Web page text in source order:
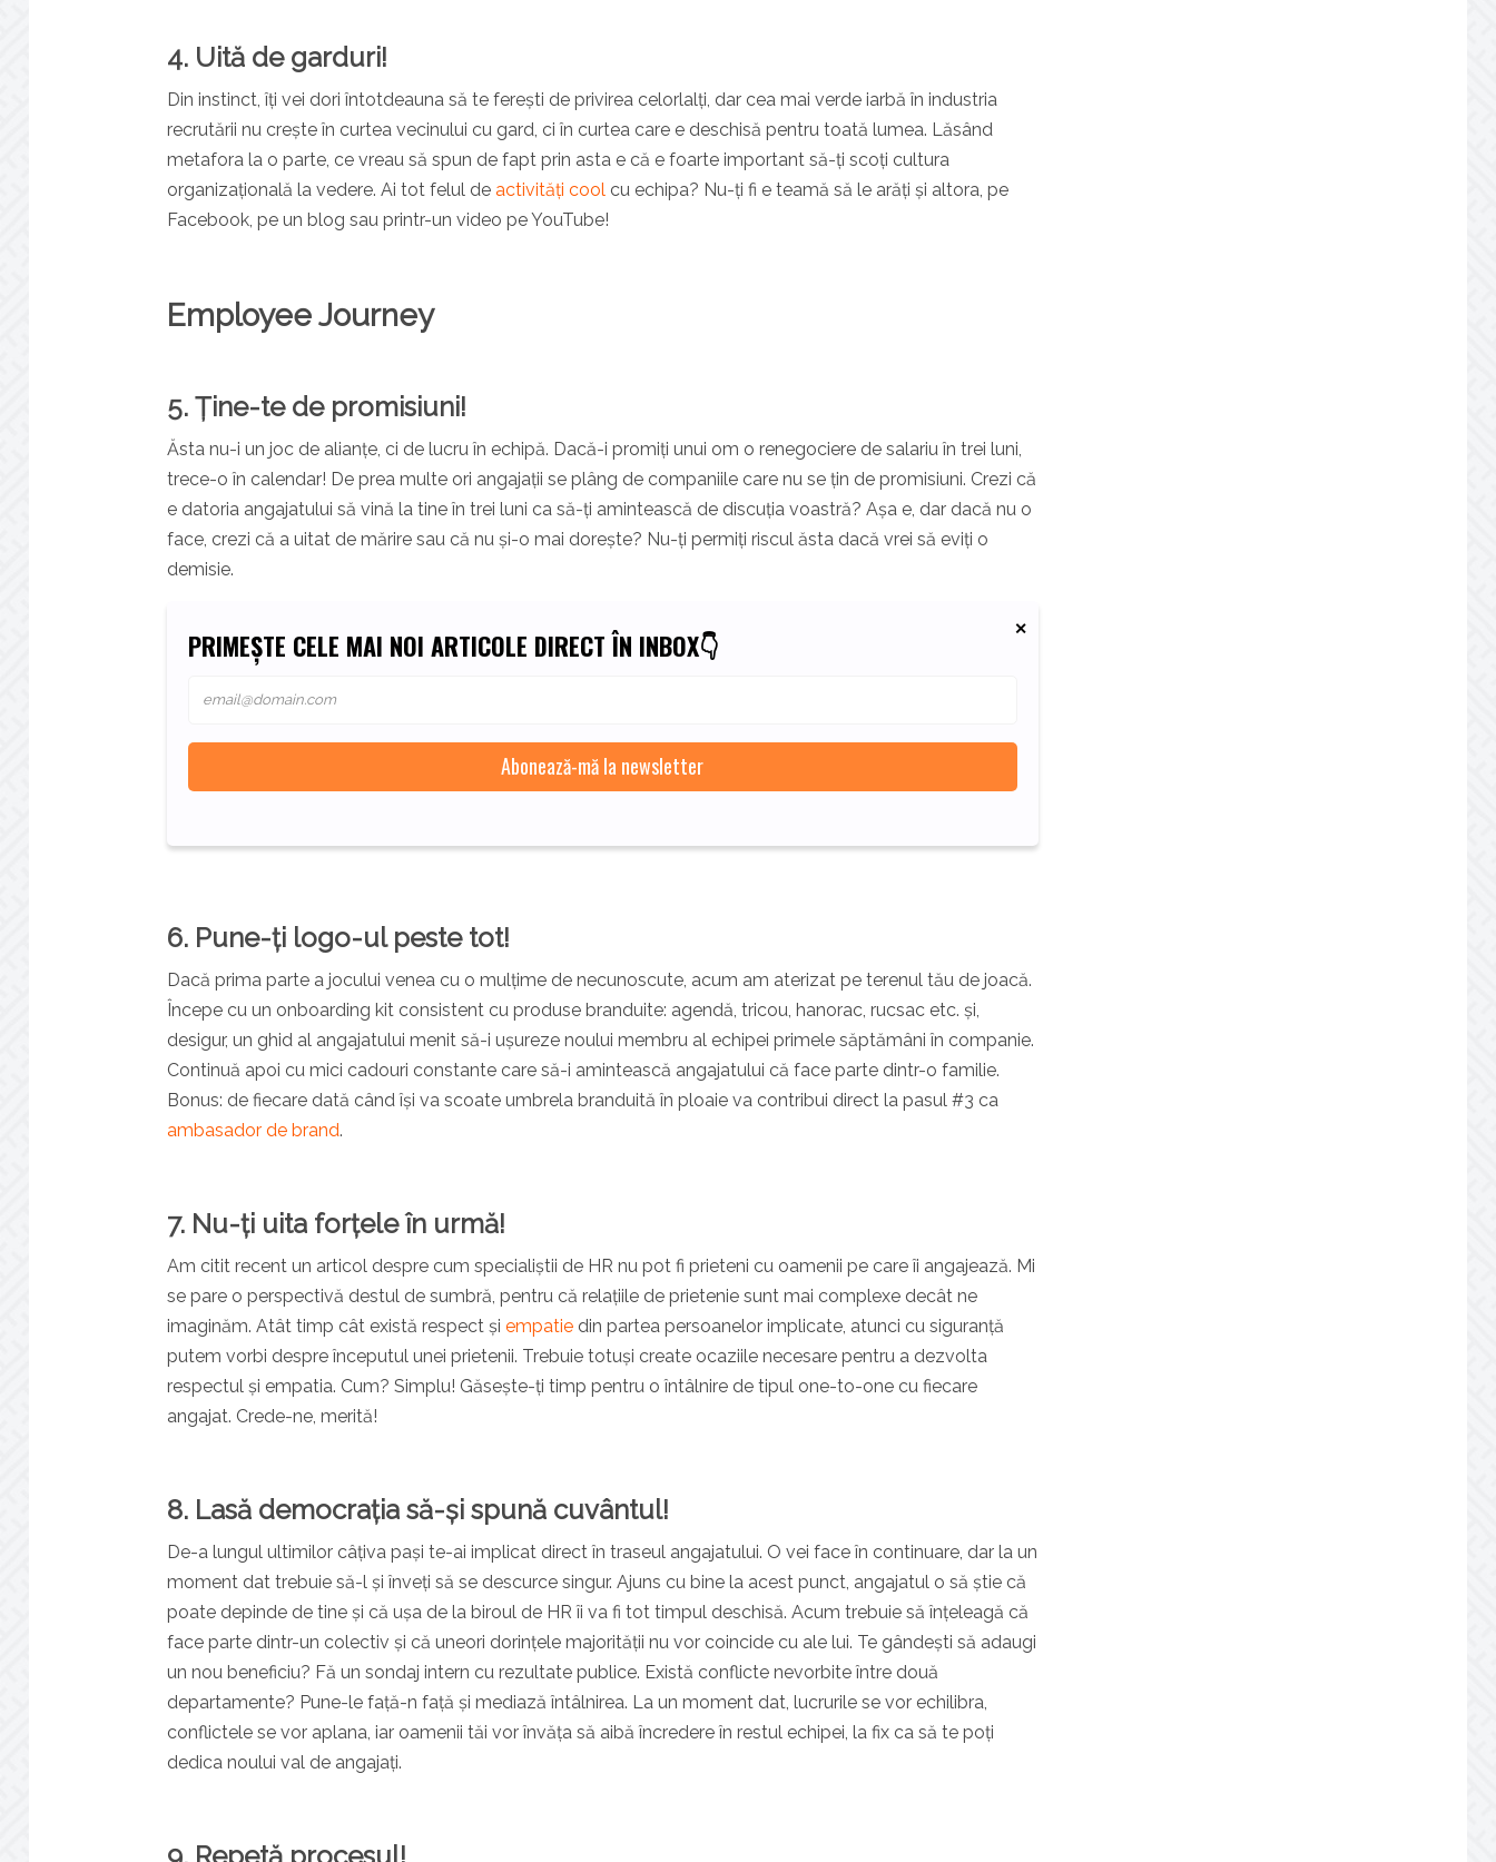
4. Uită de garduri!
Din instinct, îți vei dori întotdeauna să te ferești de privirea celorlalți, dar cea mai verde iarbă în industria
recrutării nu crește în curtea vecinului cu gard, ci în curtea care e deschisă pentru toată lumea. Lăsând
metafora la o parte, ce vreau să spun de fapt prin asta e că e foarte important să-ți scoți cultura
organizațională la vedere. Ai tot felul de activități cool cu echipa? Nu-ți fi e teamă să le arăți și altora, pe
Facebook, pe un blog sau printr-un video pe YouTube!
Employee Journey
5. Ține-te de promisiuni!
Ăsta nu-i un joc de alianțe, ci de lucru în echipă. Dacă-i promiți unui om o renegociere de salariu în trei luni,
trece-o în calendar! De prea multe ori angajații se plâng de companiile care nu se țin de promisiuni. Crezi că
e datoria angajatului să vină la tine în trei luni ca să-ți amintească de discuția voastră? Așa e, dar dacă nu o
face, crezi că a uitat de mărire sau că nu și-o mai dorește? Nu-ți permiți riscul ăsta dacă vrei să eviți o
demisie.
PRIMEȘTE CELE MAI NOI ARTICOLE DIRECT ÎN INBOX👇
6. Pune-ți logo-ul peste tot!
Dacă prima parte a jocului venea cu o mulțime de necunoscute, acum am aterizat pe terenul tău de joacă.
Începe cu un onboarding kit consistent cu produse branduite: agendă, tricou, hanorac, rucsac etc. și,
desigur, un ghid al angajatului menit să-i ușureze noului membru al echipei primele săptămâni în companie.
Continuă apoi cu mici cadouri constante care să-i amintească angajatului că face parte dintr-o familie.
Bonus: de fiecare dată când își va scoate umbrela branduită în ploaie va contribui direct la pasul #3 ca
ambasador de brand.
7. Nu-ți uita forțele în urmă!
Am citit recent un articol despre cum specialiștii de HR nu pot fi prieteni cu oamenii pe care îi angajează. Mi
se pare o perspectivă destul de sumbră, pentru că relațiile de prietenie sunt mai complexe decât ne
imaginăm. Atât timp cât există respect și empatie din partea persoanelor implicate, atunci cu siguranță
putem vorbi despre începutul unei prietenii. Trebuie totuși create ocaziile necesare pentru a dezvolta
respectul și empatia. Cum? Simplu! Găsește-ți timp pentru o întâlnire de tipul one-to-one cu fiecare
angajat. Crede-ne, merită!
8. Lasă democrația să-și spună cuvântul!
De-a lungul ultimilor câțiva pași te-ai implicat direct în traseul angajatului. O vei face în continuare, dar la un
moment dat trebuie să-l și înveți să se descurce singur. Ajuns cu bine la acest punct, angajatul o să știe că
poate depinde de tine și că ușa de la biroul de HR îi va fi tot timpul deschisă. Acum trebuie să înțeleagă că
face parte dintr-un colectiv și că uneori dorințele majorității nu vor coincide cu ale lui. Te gândești să adaugi
un nou beneficiu? Fă un sondaj intern cu rezultate publice. Există conflicte nevorbite între două
departamente? Pune-le față-n față și mediază întâlnirea. La un moment dat, lucrurile se vor echilibra,
conflictele se vor aplana, iar oamenii tăi vor învăța să aibă încredere în restul echipei, la fix ca să te poți
dedica noului val de angajați.